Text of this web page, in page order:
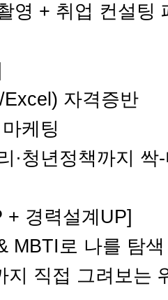
영 + 취업 컨설팅
자격증반
케팅
·청년정책까지 싹
+ 경력설계UP]
MBTI로 나를 탐색
직접 그려보는